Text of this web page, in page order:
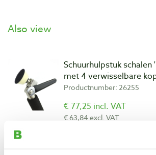
Also view
Schuurhulpstuk schalen
met 4 verwisselbare
Productnumber: 26255
€ 77,25 incl. VAT
€ 63,84 excl. VAT
Compare